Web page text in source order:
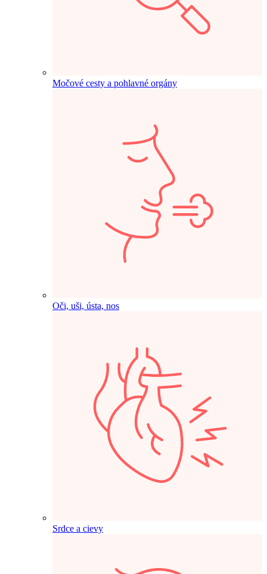
Močové cesty a pohlavné orgány
Oči, uši, ústa, nos
Srdce a cievy